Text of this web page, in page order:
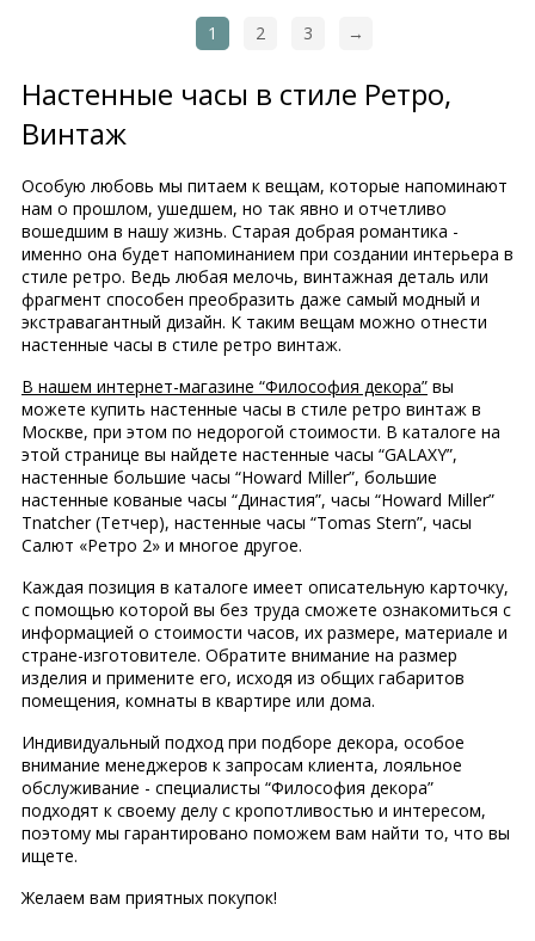
1 2 3 →
Настенные часы в стиле Ретро,
Винтаж
Особую любовь мы питаем к вещам, которые напоминают
нам о прошлом, ушедшем, но так явно и отчетливо
вошедшим в нашу жизнь. Старая добрая романтика -
именно она будет напоминанием при создании интерьера в
стиле ретро. Ведь любая мелочь, винтажная деталь или
фрагмент способен преобразить даже самый модный и
экстравагантный дизайн. К таким вещам можно отнести
настенные часы в стиле ретро винтаж.
В нашем интернет-магазине “Философия декора” вы
можете купить настенные часы в стиле ретро винтаж в
Москве, при этом по недорогой стоимости. В каталоге на
этой странице вы найдете настенные часы “GALAXY”,
настенные большие часы “Howard Miller”, большие
настенные кованые часы “Династия”, часы “Howard Miller”
Tnatcher (Тетчер), настенные часы “Tomas Stern”, часы
Салют «Ретро 2» и многое другое.
Каждая позиция в каталоге имеет описательную карточку,
с помощью которой вы без труда сможете ознакомиться с
информацией о стоимости часов, их размере, материале и
стране-изготовителе. Обратите внимание на размер
изделия и примените его, исходя из общих габаритов
помещения, комнаты в квартире или дома.
Индивидуальный подход при подборе декора, особое
внимание менеджеров к запросам клиента, лояльное
обслуживание - специалисты “Философия декора”
подходят к своему делу с кропотливостью и интересом,
поэтому мы гарантировано поможем вам найти то, что вы
ищете.
Желаем вам приятных покупок!